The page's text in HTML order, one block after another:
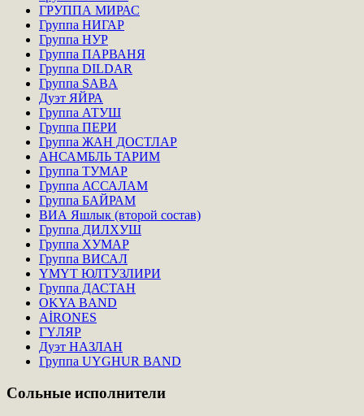
ГРУППА МИРАС
Группа НИГАР
Группа НУР
Группа ПАРВАНЯ
Группа DILDAR
Группа SABA
Дуэт ЯЙРА
Группа АТУШ
Группа ПЕРИ
Группа ЖАН ДОСТЛАР
АНСАМБЛЬ ТАРИМ
Группа ТУМАР
Группа АССАЛАМ
Группа БАЙРАМ
ВИА Яшлык (второй состав)
Группа ДИЛХУШ
Группа ХУМАР
Группа ВИСАЛ
ҮМҮТ ЮЛТУЗЛИРИ
Группа ДАСТАН
OKYA BAND
AİRONES
ГҮЛЯР
Дуэт НАЗЛАН
Группа UYGHUR BAND
Сольные исполнители